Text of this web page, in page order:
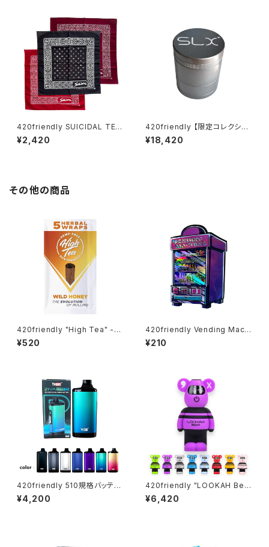
420friendly SUICIDAL TEN
DENCIES Inspired Cross B
andana 52×52cm
¥2,420
420friendly 【限定コレクショ
ン】SLX未発売！日本初上陸！ Fl
ower Mill “VHSA Limited E
¥18,420
その他の商品
420friendly "High Tea" -Bl
unt Wraps / 自分で巻く 愛好
家 420friendlyおすすめ (ワイ
¥520
420friendly Vending Machi
ne Pack｜ベンディングマシン
パケ（3枚入り）
¥210
420friendly 510規格バッテリ
ー Yocan ZIVA PRO|タッチ式
OLED搭載 ステルスバッテリー
¥4,200
420friendly "LOOKAH Bea
r" コンパクト×高性能 510 カー
トバッテリー
¥6,420